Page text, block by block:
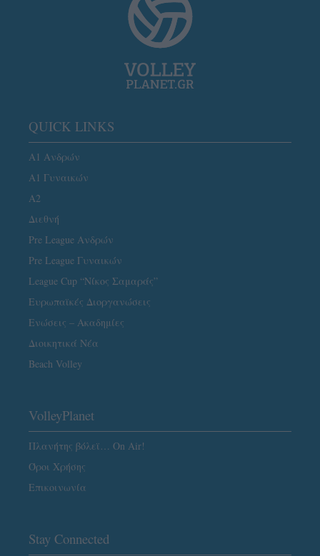
QUICK LINKS
Α1 Ανδρών
Α1 Γυναικών
A2
Διεθνή
Pre League Ανδρών
Pre League Γυναικών
League Cup “Νίκος Σαμαράς”
Ευρωπαϊκές Διοργανώσεις
Ενώσεις – Ακαδημίες
Διοικητικά Νέα
Beach Volley
VolleyPlanet
Πλανήτης βόλεϊ… On Air!
Όροι Χρήσης
Επικοινωνία
Stay Connected